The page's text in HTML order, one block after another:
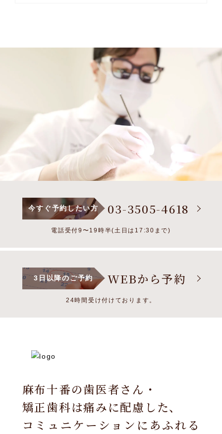
今すぐ予約したい方 03-3505-4618
電話受付9〜19時半(土日は17:30まで)
3日以降のご予約 WEBから予約
24時間受け付けております。
麻布十番の歯医者さん・
矯正歯科は痛みに配慮した、
コミュニケーションにあふれる